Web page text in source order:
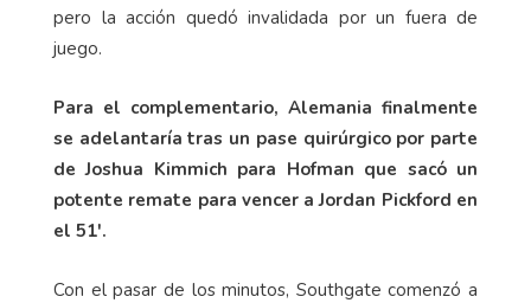
pero la acción quedó invalidada por un fuera de
juego.
Para el complementario, Alemania finalmente
se adelantaría tras un pase quirúrgico por parte
de Joshua Kimmich para Hofman que sacó un
potente remate para vencer a Jordan Pickford en
el 51'.
Con el pasar de los minutos, Southgate comenzó a